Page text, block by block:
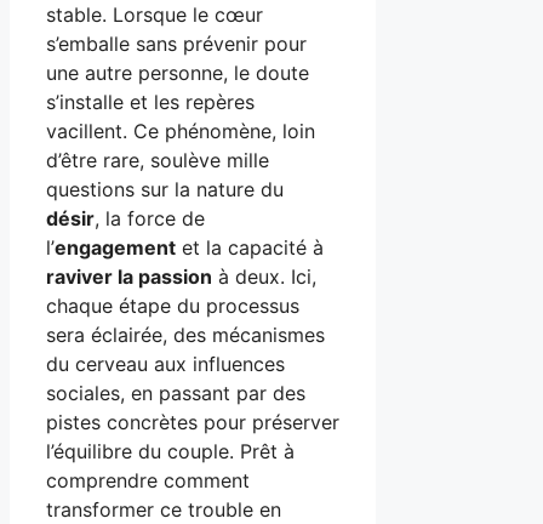
stable. Lorsque le cœur
s’emballe sans prévenir pour
une autre personne, le doute
s’installe et les repères
vacillent. Ce phénomène, loin
d’être rare, soulève mille
questions sur la nature du
désir, la force de
l’engagement et la capacité à
raviver la passion à deux. Ici,
chaque étape du processus
sera éclairée, des mécanismes
du cerveau aux influences
sociales, en passant par des
pistes concrètes pour préserver
l’équilibre du couple. Prêt à
comprendre comment
transformer ce trouble en